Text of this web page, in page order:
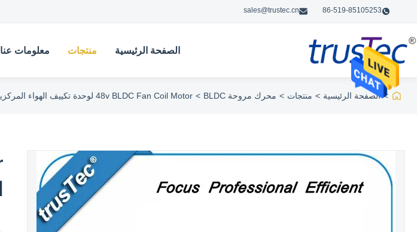
86-519-85105253
sales@trustec.cn
الصفحة الرئيسية منتجات معلومات عنا
> الصفحة الرئيسية > منتجات > محرك مروحة BLDC > 48v BLDC Fan Coil Motor لوحدة تكييف الهواء المركزية الداخلية